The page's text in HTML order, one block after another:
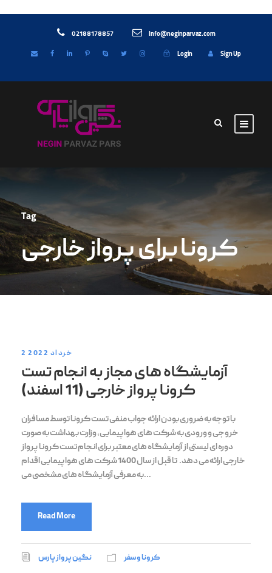
02188178857 Info@neginparvaz.com
Login Sign Up
Tag
کرونا برای پرواز خارجی
2 خرداد 2022
آزمایشگاه های مجاز به انجام تست
کرونا پرواز خارجی (11 اسفند)
با توجه به ضروری بودن ارائه جواب منفی تست کرونا توسط مسافران
خروجی و ورودی به شرکت های هواپیمایی، وزارت بهداشت به صورت
دوره ای لیستی از آزمایشگاه های معتبر برای انجام تست کرونا پرواز
خارجی ارائه می دهد. تا قبل از سال 1400 شرکت های هواپیمایی اقدام
به معرفی آزمایشگاه های مشخصی می...
Read More
نگین پرواز پارس کرونا و سفر